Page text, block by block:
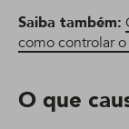
Saiba também:
como controlar
O que